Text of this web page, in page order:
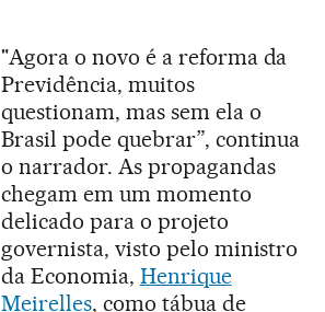
"Agora o novo é a reforma da
Previdência, muitos
questionam, mas sem ela o
Brasil pode quebrar”, continua
o narrador. As propagandas
chegam em um momento
delicado para o projeto
governista, visto pelo ministro
da Economia, Henrique
Meirelles, como tábua de